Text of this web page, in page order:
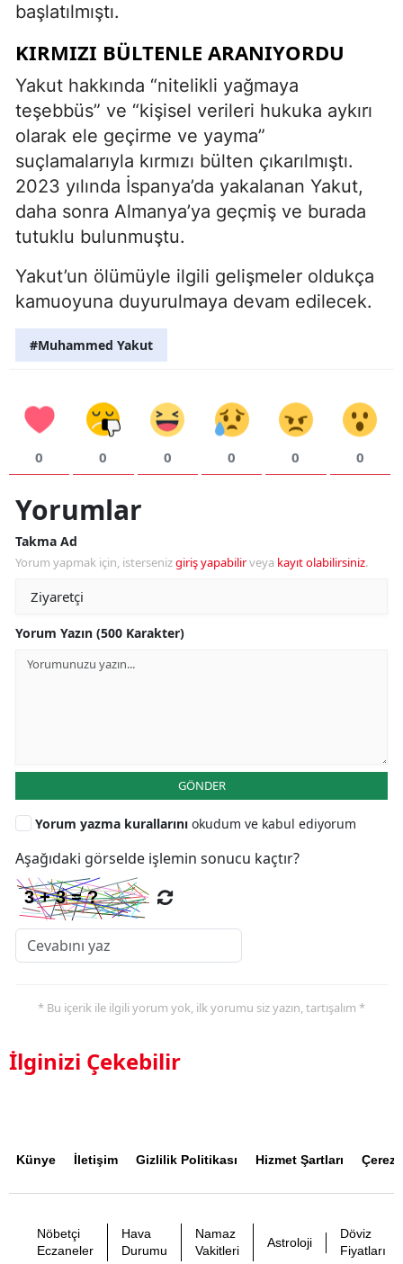
başlatılmıştı.
KIRMIZI BÜLTENLE ARANIYORDU
Yakut hakkında “nitelikli yağmaya
teşebbüs” ve “kişisel verileri hukuka aykırı
olarak ele geçirme ve yayma”
suçlamalarıyla kırmızı bülten çıkarılmıştı.
2023 yılında İspanya’da yakalanan Yakut,
daha sonra Almanya’ya geçmiş ve burada
tutuklu bulunmuştu.
Yakut’un ölümüyle ilgili gelişmeler oldukça
kamuoyuna duyurulmaya devam edilecek.
#Muhammed Yakut
0 0 0 0 0 0
Yorumlar
Takma Ad
Yorum yapmak için, istersenizgiriş yapabilirveya kayıt olabilirsiniz.
Yorum Yazın (500 Karakter)
GÖNDER
Yorum yazma kurallarını okudum ve kabul ediyorum
Aşağıdaki görselde işlemin sonucu kaçtır?
* Bu içerik ile ilgili yorum yok, ilk yorumu siz yazın, tartışalım *
İlginizi Çekebilir
Künye İletişim Gizlilik Politikası Hizmet Şartları Çerez
Nöbetçi
Eczaneler
Hava
Durumu
Namaz
Vakitleri
Astroloji
Döviz
Fiyatları